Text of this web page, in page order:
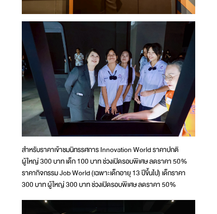
สำหรับราคาเข้าชมนิทรรศการ Innovation World ราคาปกติ
ผู้ใหญ่ 300 บาท เด็ก 100 บาท ช่วงเปิดรอบพิเศษ ลดราคา 50%
ราคากิจกรรม Job World (เฉพาะเด็กอายุ 13 ปีขึ้นไป) เด็กราคา
300 บาท ผู้ใหญ่ 300 บาท ช่วงเปิดรอบพิเศษ ลดราคา 50%